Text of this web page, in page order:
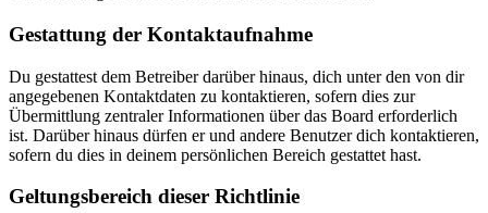
Gestattung der Kontaktaufnahme
Du gestattest dem Betreiber darüber hinaus, dich unter den von dir
angegebenen Kontaktdaten zu kontaktieren, sofern dies zur
Übermittlung zentraler Informationen über das Board erforderlich
ist. Darüber hinaus dürfen er und andere Benutzer dich kontaktieren,
sofern du dies in deinem persönlichen Bereich gestattet hast.
Geltungsbereich dieser Richtlinie